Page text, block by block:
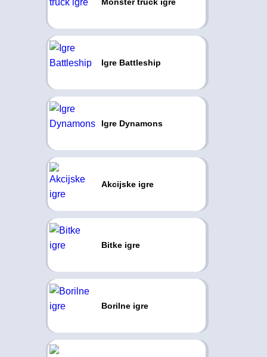
Igre Battleship
Igre Dynamons
Akcijske igre
Bitke igre
Borilne igre